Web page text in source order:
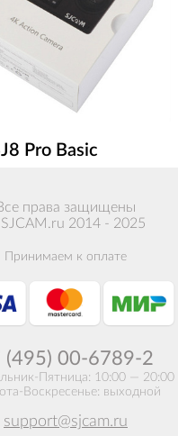
Pro Basic
права защищены
2014 - 2025
Принимаем к оплате
(495) 00-6789-2
Пятница: 10:00 — 20:00
Воскресенье: выходной
support@sjcam.ru